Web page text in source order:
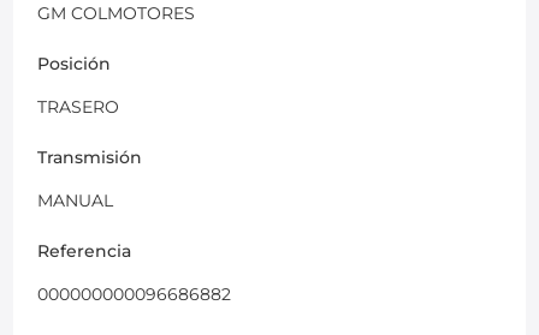
GM COLMOTORES
Posición
TRASERO
Transmisión
MANUAL
Referencia
000000000096686882